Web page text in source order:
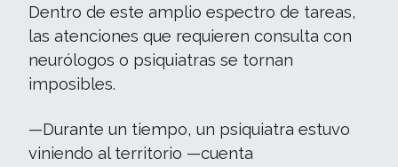
Dentro de este amplio espectro de tareas,
las atenciones que requieren consulta con
neurólogos o psiquiatras se tornan
imposibles.
—Durante un tiempo, un psiquiatra estuvo
viniendo al territorio —cuenta